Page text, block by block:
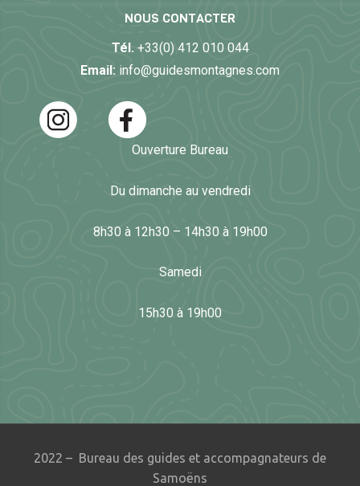
NOUS CONTACTER
Tél. +33(0) 412 010 044
Email: info@guidesmontagnes.com
Ouverture Bureau
Du dimanche au vendredi
8h30 à 12h30 – 14h30 à 19h00
Samedi
15h30 à 19h00
2022 – Bureau des guides et accompagnateurs de
Samoëns